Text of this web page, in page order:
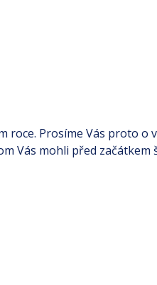
roce. Prosíme Vás proto o
Vás mohli před